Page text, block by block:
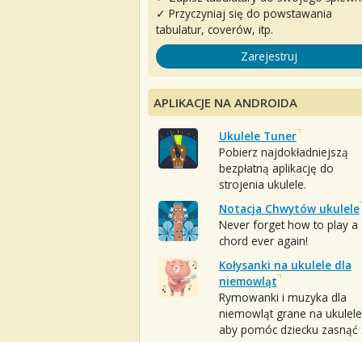
✓ Przyczyniaj się do powstawania
tabulatur, coverów, itp.
Zarejestruj
APLIKACJE NA ANDROIDA
Ukulele Tuner
Pobierz najdokładniejszą
bezpłatną aplikację do
strojenia ukulele.
Notacja Chwytów ukulele
Never forget how to play a
chord ever again!
Kołysanki na ukulele dla
niemowląt
Rymowanki i muzyka dla
niemowląt grane na
aby pomóc dziecku zasnąć